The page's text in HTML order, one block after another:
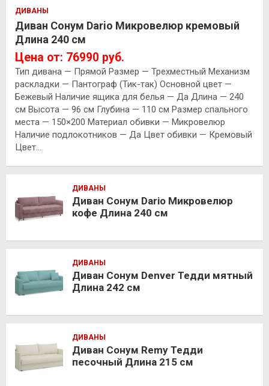
ДИВАНЫ
Диван Сонум Dario Микровелюр кремовый
Длина 240 см
Цена от: 76990 руб.
Тип дивана — Прямой Размер — Трехместный Механизм
раскладки — Пантограф (Тик-так) Основной цвет —
Бежевый Наличие ящика для белья — Да Длина — 240
см Высота — 96 см Глубина — 110 см Размер спального
места — 150×200 Материал обивки — Микровелюр
Наличие подлокотников — Да Цвет обивки — Кремовый
Цвет…
ДИВАНЫ
Диван Сонум Dario Микровелюр
кофе Длина 240 см
ДИВАНЫ
Диван Сонум Denver Тедди мятный
Длина 242 см
ДИВАНЫ
Диван Сонум Remy Тедди
песочный Длина 215 см